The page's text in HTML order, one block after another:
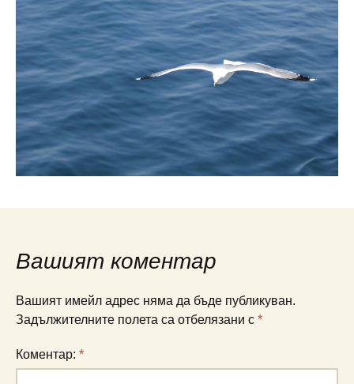
Вашият коментар
Вашият имейл адрес няма да бъде публикуван.
Задължителните полета са отбелязани с *
Коментар: *